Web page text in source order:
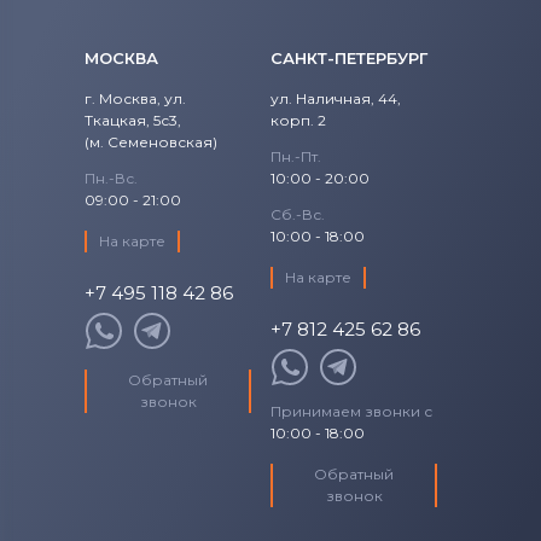
Аккумуляторы для шуруповертов
Makita
Аккумуляторы для шуруповертов
Аккумуляторы для шуруповертов
Panasonic
Аккумуляторы для шуруповертов
Универсальный
МОСКВА
г. Москва, ул.
Ткацкая, 5с3,
(м. Семеновская)
Пн.-Вс.
09:00 - 21:00
На карте
+7 495 118 42 86
Обратный
звонок
САНКТ-ПЕТЕРБУРГ
ул. Наличная, 44,
корп. 2
Пн.-Пт.
10:00 - 20:00
Сб.-Вс.
10:00 - 18:00
На карте
+7 812 425 62 86
Принимаем звонки с
10:00 - 18:00
Обратный
звонок